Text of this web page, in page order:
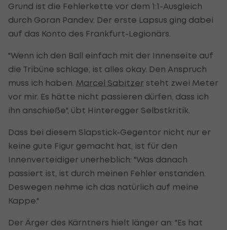
Grund ist die Fehlerkette vor dem 1:1-Ausgleich
durch Goran Pandev. Der erste Lapsus ging dabei
auf das Konto des Frankfurt-Legionärs.
"Wenn ich den Ball einfach mit der Innenseite auf
die Tribüne schlage, ist alles okay. Den Anspruch
muss ich haben. Marcel Sabitzer steht zwei Meter
vor mir. Es hätte nicht passieren dürfen, dass ich
ihn anschieße", übt Hinteregger Selbstkritik.
Dass bei diesem Slapstick-Gegentor nicht nur er
keine gute Figur gemacht hat, ist für den
Innenverteidiger unerheblich: "Was danach
passiert ist, ist durch meinen Fehler enstanden.
Deswegen nehme ich das natürlich auf meine
Kappe."
Der Ärger des Kärntners hielt länger an: "Es hat